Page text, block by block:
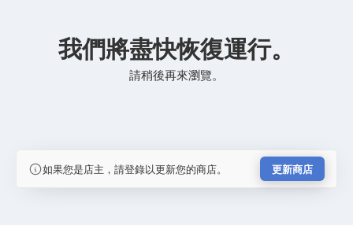
我們將盡快恢復運行。
請稍後再來瀏覽。
如果您是店主，請登錄以更新您的商店。 更新商店